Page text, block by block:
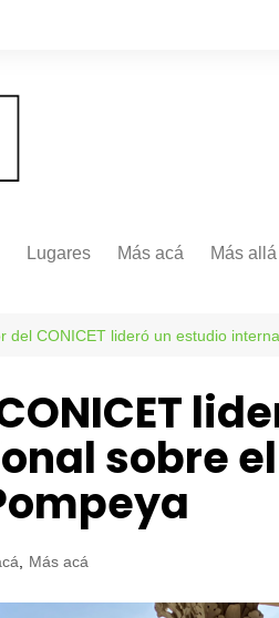
Lugares Más acá Más allá
del CONICET lideró un estudio
sobre
, Más acá